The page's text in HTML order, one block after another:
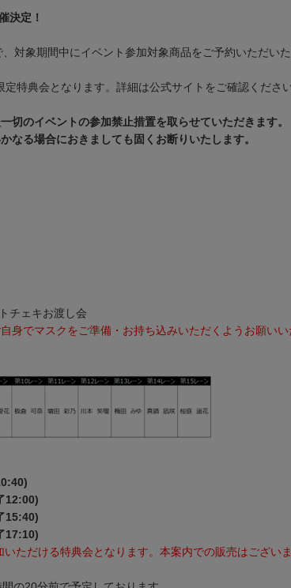
決定！
対象期間中にイベント参加対象商品をご予約いただい
特典会となります。詳細は公式サイトをご確認ください
のイベントの参加禁止措置を取らせていただきます。
る場合におきましても固くお断りいたします。
チェキお渡し会
でマスクをご準備・お持ち込みいただくようお願いい
12:00)
15:40)
17:10)
ただける特典会となります。本案内での販売はござい